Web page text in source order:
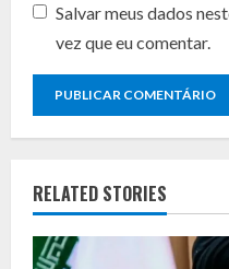
Salvar meus dados
vez que eu comentar.
RELATED STORIES